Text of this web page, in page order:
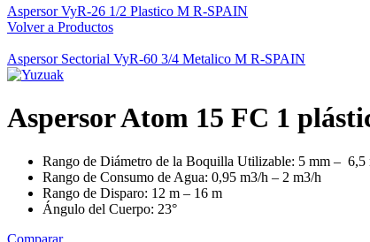
Aspersor VyR-26 1/2 Plastico M R-SPAIN
Volver a Productos
Aspersor Sectorial VyR-60 3/4 Metalico M R-SPAIN
Aspersor Atom 15 FC 1
Rango de Diámetro de la Boquilla Utilizable: 5 mm – 6,5
Rango de Consumo de Agua: 0,95 m3/h – 2 m3/h
Rango de Disparo: 12 m – 16 m
Ángulo del Cuerpo: 23°
Comparar